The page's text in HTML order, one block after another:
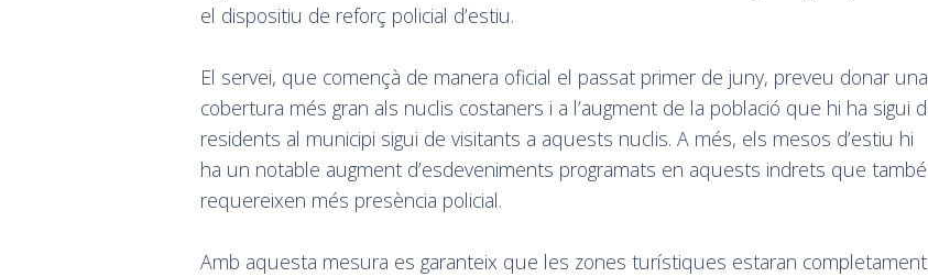
el dispositiu de reforç policial d’estiu.
El servei, que començà de manera oficial el passat primer de juny, preveu donar una
cobertura més gran als nuclis costaners i a l’augment de la població que hi ha sigui
residents al municipi sigui de visitants a aquests nuclis. A més, els mesos d’estiu hi
ha un notable augment d’esdeveniments programats en aquests indrets que també
requereixen més presència policial.
Amb aquesta mesura es garanteix que les zones turístiques estaran completament